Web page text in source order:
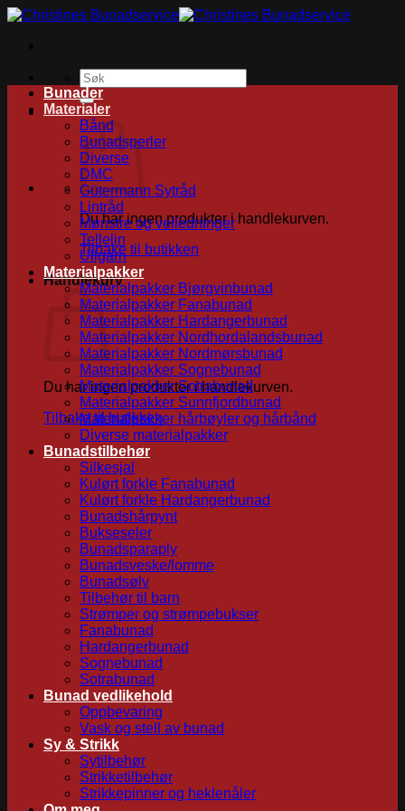
Skip
Søk
etter:
Du har ingen produkter i handlekurven.
Tilbake til butikken
Handlekurv
Du har ingen produkter i handlekurven.
Tilbake til butikken
Bunader
Materialer
Bånd
Bunadsperler
Diverse
DMC
Gütermann Sytråd
Lintråd
Mønstre og veiledninger
Tellelin
Ullgarn
Materialpakker
Materialpakker Bjørgvinbunad
Materialpakker Fanabunad
Materialpakker Hardangerbunad
Materialpakker Nordhordalandsbunad
Materialpakker Nordmørsbunad
Materialpakker Sognebunad
Materialpakker Sotrabunad
Materialpakker Sunnfjordbunad
Materialpakker hårbøyler og hårbånd
Diverse materialpakker
Bunadstilbehør
Silkesjal
Kulørt forkle Fanabunad
Kulørt forkle Hardangerbunad
Bunadshårpynt
Bukseseler
Bunadsparaply
Bunadsveske/lomme
Bunadsølv
Tilbehør til barn
Strømper og strømpebukser
Fanabunad
Hardangerbunad
Sognebunad
Sotrabunad
Bunad vedlikehold
Oppbevaring
Vask og stell av bunad
Sy & Strikk
Sytilbehør
Strikketilbehør
Strikkepinner og heklenåler